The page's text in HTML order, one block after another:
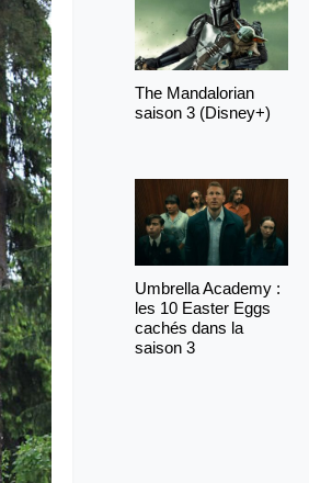
The Mandalorian
saison 3 (Disney+)
Umbrella Academy :
les 10 Easter Eggs
cachés dans la
saison 3